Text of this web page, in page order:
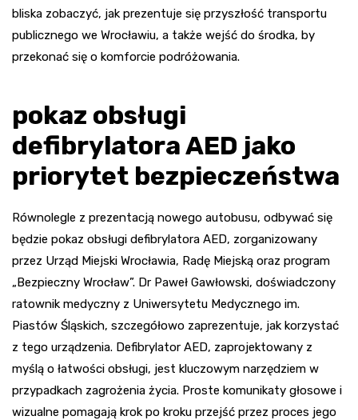
bliska zobaczyć, jak prezentuje się przyszłość transportu
publicznego we Wrocławiu, a także wejść do środka, by
przekonać się o komforcie podróżowania.
pokaz obsługi
defibrylatora AED jako
priorytet bezpieczeństwa
Równolegle z prezentacją nowego autobusu, odbywać się
będzie pokaz obsługi defibrylatora AED, zorganizowany
przez Urząd Miejski Wrocławia, Radę Miejską oraz program
„Bezpieczny Wrocław”. Dr Paweł Gawłowski, doświadczony
ratownik medyczny z Uniwersytetu Medycznego im.
Piastów Śląskich, szczegółowo zaprezentuje, jak korzystać
z tego urządzenia. Defibrylator AED, zaprojektowany z
myślą o łatwości obsługi, jest kluczowym narzędziem w
przypadkach zagrożenia życia. Proste komunikaty głosowe i
wizualne pomagają krok po kroku przejść przez proces jego